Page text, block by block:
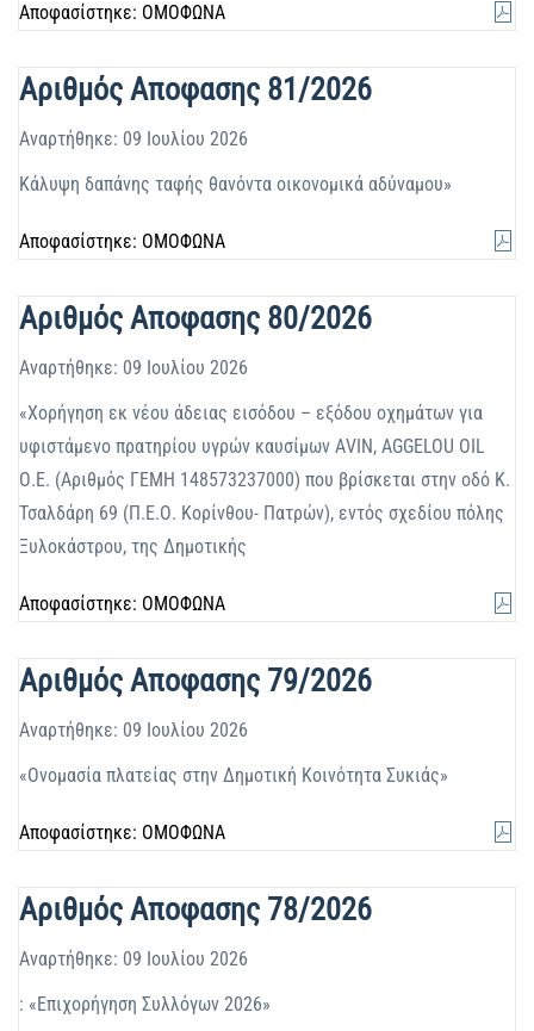
Αποφασίστηκε: ΟΜΟΦΩΝΑ
Αριθμός Αποφασης 81/2026
Αναρτήθηκε: 09 Ιουλίου 2026
Κάλυψη δαπάνης ταφής θανόντα οικονομικά αδύναμου»
Αποφασίστηκε: ΟΜΟΦΩΝΑ
Αριθμός Αποφασης 80/2026
Αναρτήθηκε: 09 Ιουλίου 2026
«Χορήγηση εκ νέου άδειας εισόδου – εξόδου οχημάτων για
υφιστάμενο πρατηρίου υγρών καυσίμων ΑVIN, AGGELOU OIL
Ο.Ε. (Αριθμός ΓΕΜΗ 148573237000) που βρίσκεται στην οδό Κ.
Τσαλδάρη 69 (Π.Ε.Ο. Κορίνθου- Πατρών), εντός σχεδίου πόλης
Ξυλοκάστρου, της Δημοτικής
Αποφασίστηκε: ΟΜΟΦΩΝΑ
Αριθμός Αποφασης 79/2026
Αναρτήθηκε: 09 Ιουλίου 2026
«Ονομασία πλατείας στην Δημοτική Κοινότητα Συκιάς»
Αποφασίστηκε: ΟΜΟΦΩΝΑ
Αριθμός Αποφασης 78/2026
Αναρτήθηκε: 09 Ιουλίου 2026
: «Επιχορήγηση Συλλόγων 2026»